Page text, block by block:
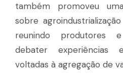
também promoveu
sobre
reunindo produtores
debater experiências
voltadas à agregação de